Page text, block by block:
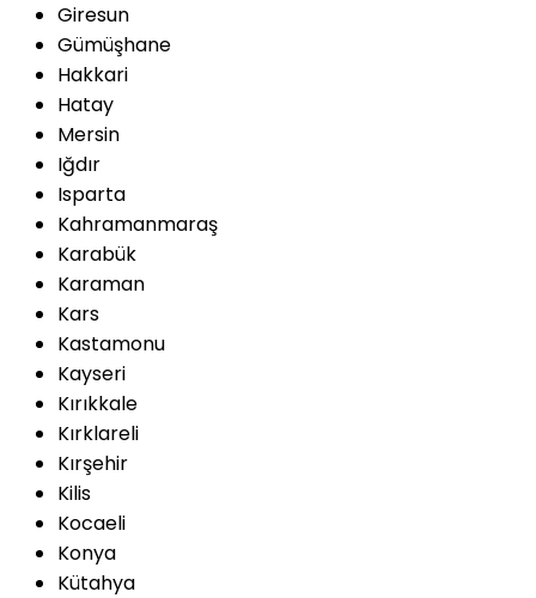
Giresun
Gümüşhane
Hakkari
Hatay
Mersin
Iğdır
Isparta
Kahramanmaraş
Karabük
Karaman
Kars
Kastamonu
Kayseri
Kırıkkale
Kırklareli
Kırşehir
Kilis
Kocaeli
Konya
Kütahya